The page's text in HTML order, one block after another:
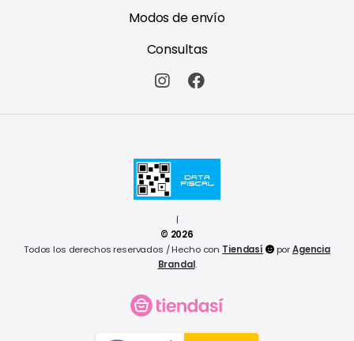
Modos de envío
Consultas
|
© 2026
Todos los derechos reservados / Hecho con Tiendasí porAgencia
Brandal.